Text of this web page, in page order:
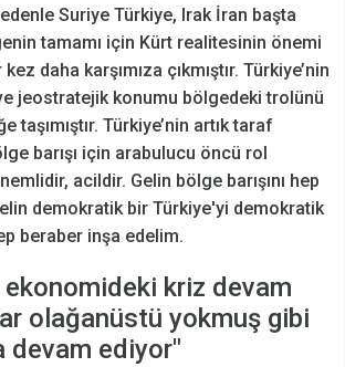
Suriye Türkiye, Irak İran başta
tamamı için Kürt realitesinin önemi
daha karşımıza çıkmıştır. Türkiye’nin
jeostratejik konumu bölgedeki trolünü
taşımıştır. Türkiye’nin artık taraf
barışı için arabulucu öncü rol
acildir. Gelin bölge barışını hep
demokratik bir Türkiye'yi demokratik
beraber inşa edelim.
ekonomideki kriz devam
olağanüstü yokmuş gibi
devam ediyor"